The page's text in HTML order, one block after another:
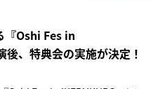
『Oshi Fes in
、特典会の実施が決定！